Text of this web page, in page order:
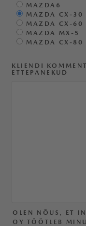
MAZDA6
MAZDA CX-30
MAZDA CX-60
MAZDA MX-5
MAZDA CX-80
KLIENDI
ETTEPANEKUD
OLEN NÕUS, ET
OY TÖÖTLEB